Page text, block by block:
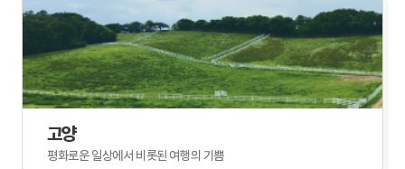
고양
평화로운 일상에서 비롯된 여행의 기쁨